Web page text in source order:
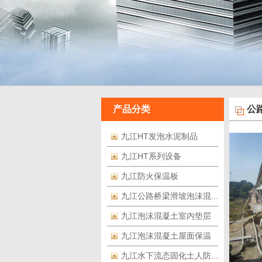
公
产品分类
九江HT发泡水泥制品
九江HT系列设备
九江防火保温板
九江公路桥梁滑坡泡沫混...
九江泡沫混凝土室内垫层
九江泡沫混凝土屋面保温
九江水下流态固化土人防...